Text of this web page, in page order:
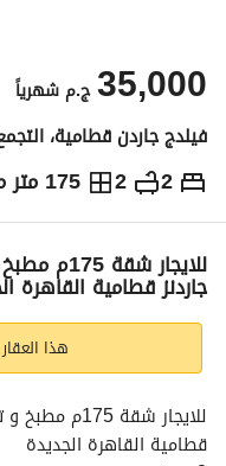
ج.م35,000 شهرياً
فيلدج جاردن قطامية،
2
2 175 متر مربع ج.م35,000شهرياً
الاماكنللايجار
جاردنز قطامية القاهرة
هذا
قطامية القاهرة الجديدة